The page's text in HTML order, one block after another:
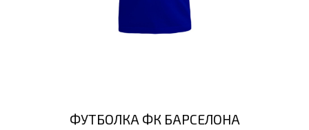
ФУТБОЛКА ФК БАРСЕЛОНА